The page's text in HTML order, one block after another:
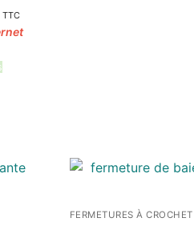
TTC
FERMETURES À CROCHET